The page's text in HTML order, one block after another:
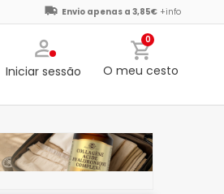
Envio apenas a 3,85€ +info
Iniciar sessão
0
O meu cesto